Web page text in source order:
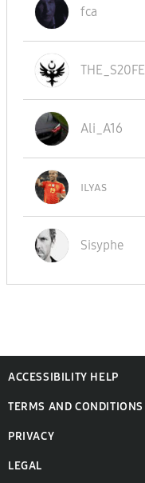
fca
THE_S20FE_
Ali_A16
ɪʟʏᴀs
Sisyphe
ACCESSIBILITY HELP
TERMS AND CONDITIONS
PRIVACY
LEGAL